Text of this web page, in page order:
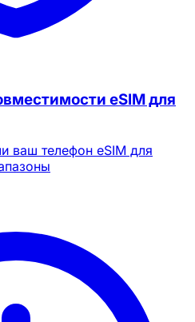
eSIM для
ваш телефон eSIM для